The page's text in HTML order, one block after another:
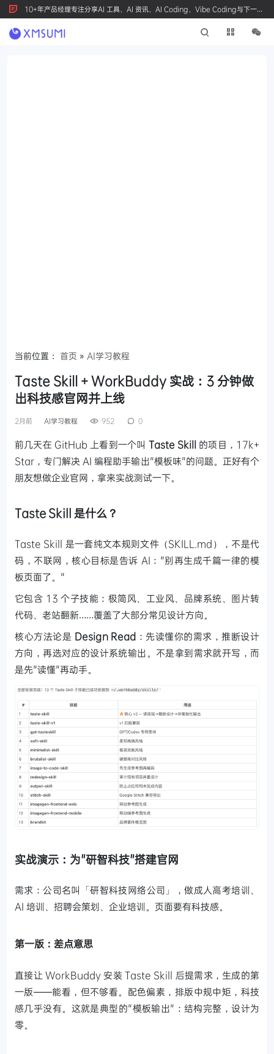
10+年产品经理专注分享AI 工具、AI 资讯、AI Coding、Vibe Coding与下一代
产品创新，按 Ctrl+D 收藏我们
当前位置： 首页 » AI学习教程
Taste Skill + WorkBuddy 实战：3 分钟做
出科技感官网并上线
2月前 AI学习教程 952 0
前几天在 GitHub 上看到一个叫 Taste Skill 的项目，17k+
Star，专门解决 AI 编程助手输出"模板味"的问题。正好有个
朋友想做企业官网，拿来实战测试一下。
Taste Skill 是什么？
Taste Skill 是一套纯文本规则文件（SKILL.md），不是代
码，不联网，核心目标是告诉 AI："别再生成千篇一律的模
板页面了。"
它包含 13 个子技能：极简风、工业风、品牌系统、图片转
代码、老站翻新……覆盖了大部分常见设计方向。
核心方法论是 Design Read ：先读懂你的需求，推断设计
方向，再选对应的设计系统输出。不是拿到需求就开写，而
是先"读懂"再动手。
实战演示：为"研智科技"搭建官网
需求：公司名叫「研智科技网络公司」，做成人高考培训、
AI 培训、招聘会策划、企业培训。页面要有科技感。
第一版：差点意思
直接让 WorkBuddy 安装 Taste Skill 后提需求，生成的第
一版——能看，但不够看。配色偏素，排版中规中矩，科技
感几乎没有。这就是典型的"模板输出"：结构完整，设计为
零。